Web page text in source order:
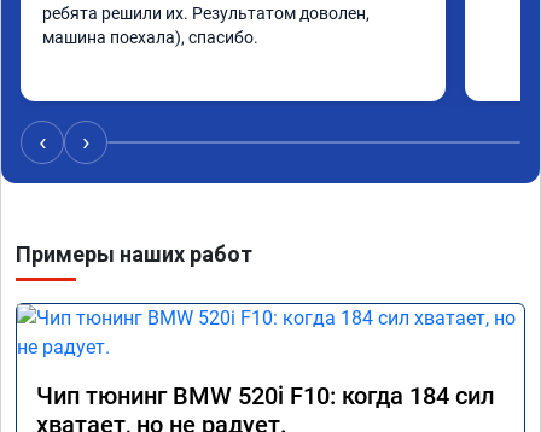
ребята решили их. Результатом доволен,
машина поехала), спасибо.
‹ ›
Примеры наших работ
Чип тюнинг BMW 520i F10: когда 184 сил
хватает, но не радует.